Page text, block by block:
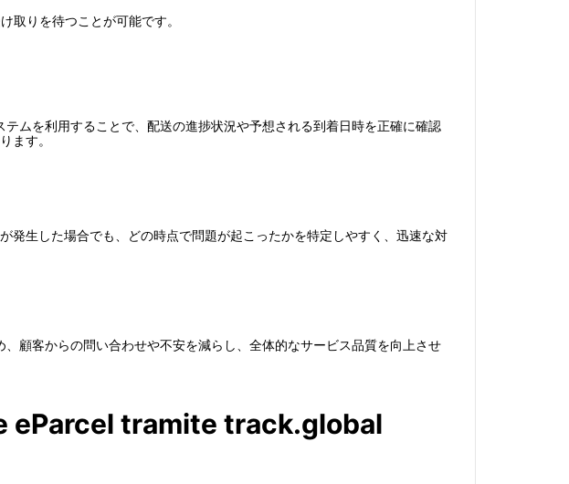
りを待つことが可能です。
ムを利用することで、配送の進捗状況や予想される到着日時を正確に確認
ます。
生した場合でも、どの時点で問題が起こったかを特定しやすく、迅速な対
顧客からの問い合わせや不安を減らし、全体的なサービス品質を向上させ
eParcel tramite track.global